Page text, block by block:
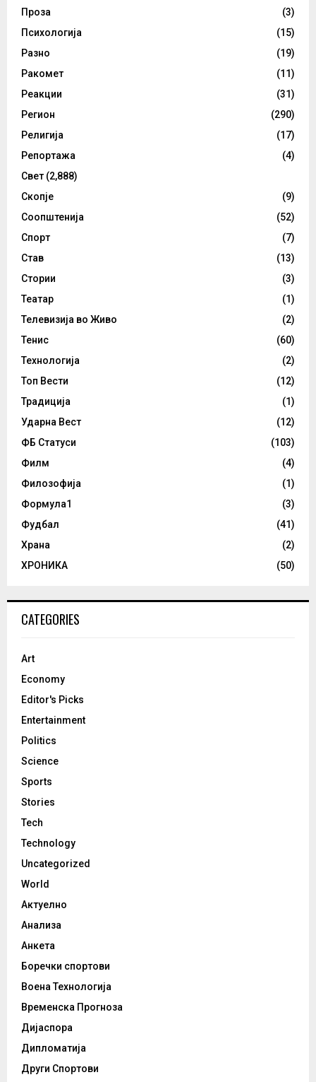
Проза
(3)
Психологија
(15)
Разно
(19)
Ракомет
(11)
Реакции
(31)
Регион
(290)
Религија
(17)
Репортажа
(4)
Свет (2,888)
Скопје
(9)
Соопштенија
(52)
Спорт
(7)
Став
(13)
Стории
(3)
Театар
(1)
Телевизија во Живо
(2)
Тенис
(60)
Технологија
(2)
Топ Вести
(12)
Традиција
(1)
Ударна Вест
(12)
ФБ Статуси
(103)
Филм
(4)
Филозофија
(1)
Формула1
(3)
Фудбал
(41)
Храна
(2)
ХРОНИКА
(50)
CATEGORIES
Art
Economy
Editor's Picks
Entertainment
Politics
Science
Sports
Stories
Tech
Technology
Uncategorized
World
Актуелно
Анализа
Анкета
Боречки спортови
Воена Технологија
Временска Прогноза
Дијаспора
Дипломатија
Други Спортови